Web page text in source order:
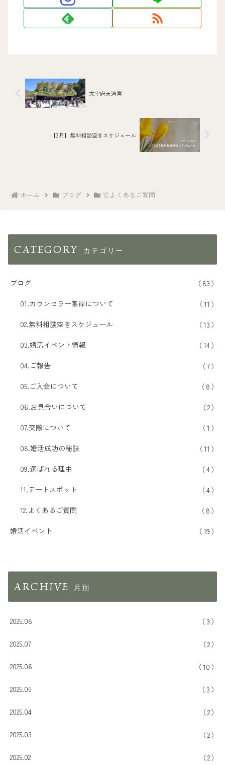
太宰府天満宮
【3月】無料相談空きスケジュール
ホーム ブログ 12.よくあるご質問
CATEGORY
ブログ 83
01.カウンセラー峯岸について 11
02.無料相談空きスケジュール 13
03.婚活イベント情報 14
04.ご報告 7
05.ご入会について 8
06.お見合いについて 2
07.交際について 1
08.婚活成功の秘訣 11
09.選ばれる理由 4
11.デートスポット 4
12.よくあるご質問 8
婚活イベント 19
ARCHIVE
2025.08 3
2025.07 2
2025.06 10
2025.05 3
2025.04 2
2025.03 2
2025.02 2